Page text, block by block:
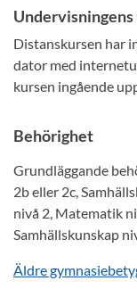
Undervisningens
Distanskursen har
dator med
kursen ingående
Behörighet
Grundläggande
2b eller 2c,
nivå 2, Matematik
Samhällskunskap
Äldre